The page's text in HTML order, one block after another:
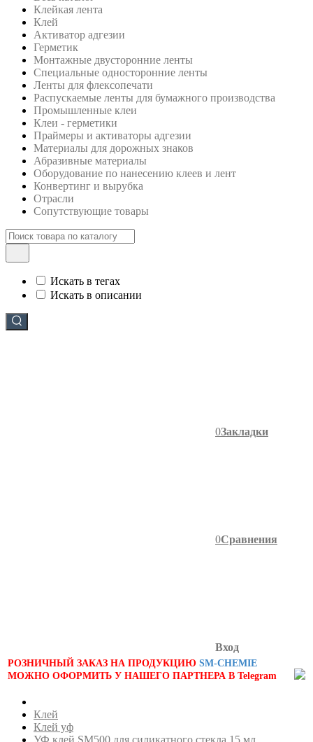
Клейкая лента
Клей
Активатор адгезии
Герметик
Монтажные двусторонние ленты
Специальные односторонние ленты
Ленты для флексопечати
Распускаемые ленты для бумажного производства
Промышленные клеи
Клеи - герметики
Праймеры и активаторы адгезии
Материалы для дорожных знаков
Абразивные материалы
Оборудование по нанесению клеев и лент
Конвертинг и вырубка
Отрасли
Сопутствующие товары
Искать в тегах
Искать в описании
0Закладки
0Сравнения
Вход
РОЗНИЧНЫЙ ЗАКАЗ НА ПРОДУКЦИЮ SM-CHEMIE
МОЖНО ОФОРМИТЬ У НАШЕГО ПАРТНЕРА В Telegram
Клей
Клей уф
УФ клей SM500 для силикатного стекла 15 мл.